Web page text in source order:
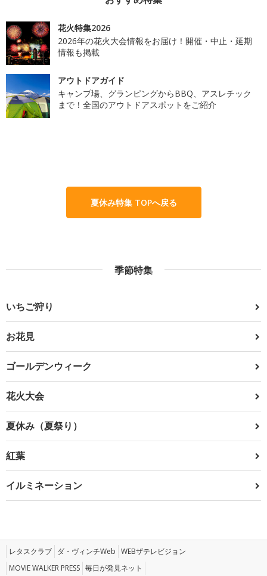
花火特集2026
2026年の花火大会情報をお届け！開催・中止・延期
情報も掲載
アウトドアガイド
キャンプ場、グランピングからBBQ、アスレチック
まで！全国のアウトドアスポットをご紹介
夏休み特集 TOPへ戻る
季節特集
いちご狩り
お花見
ゴールデンウィーク
花火大会
夏休み（夏祭り）
紅葉
イルミネーション
レタスクラブ ダ・ヴィンチWeb WEBザテレビジョン
MOVIE WALKER PRESS 毎日が発見ネット